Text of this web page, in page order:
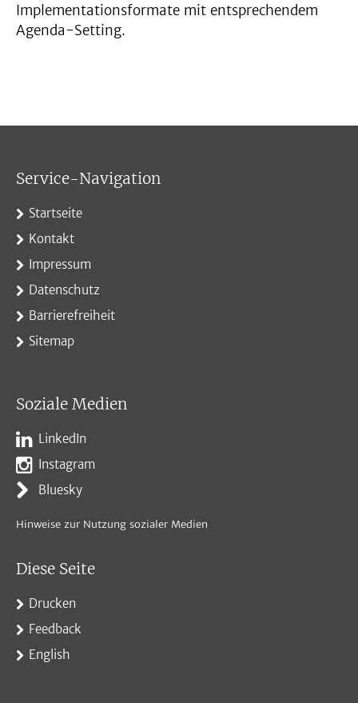
Implementationsformate mit entsprechendem
Agenda-Setting.
Service-Navigation
Startseite
Kontakt
Impressum
Datenschutz
Barrierefreiheit
Sitemap
Soziale Medien
LinkedIn
Instagram
Bluesky
Hinweise zur Nutzung sozialer Medien
Diese Seite
Drucken
Feedback
English